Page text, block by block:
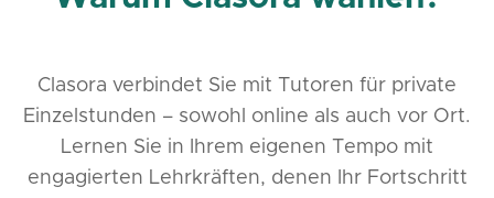
Clasora verbindet Sie mit Tutoren für private
Einzelstunden – sowohl online als auch vor Ort.
Lernen Sie in Ihrem eigenen Tempo mit
engagierten Lehrkräften, denen Ihr Fortschritt